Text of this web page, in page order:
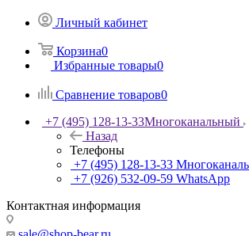
Личный кабинет
Корзина0
Избранные товары0
Сравнение товаров0
+7 (495) 128-13-33Многоканальный
Назад
Телефоны
+7 (495) 128-13-33
+7 (926) 532-09-59 WhatsApp
Контактная информация